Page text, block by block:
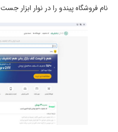
نام فروشگاه پیندو را در نوار ابزار